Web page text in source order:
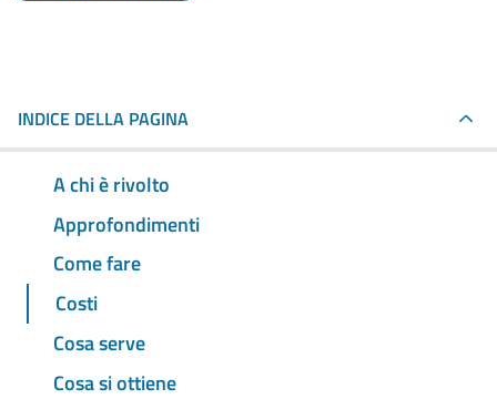
INDICE DELLA PAGINA
A chi è rivolto
Approfondimenti
Come fare
Costi
Cosa serve
Cosa si ottiene